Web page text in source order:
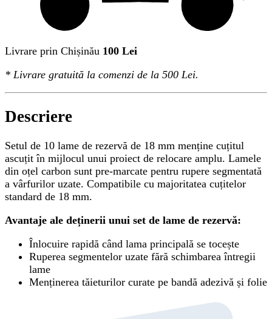
Livrare prin Chișinău 100 Lei
* Livrare gratuită la comenzi de la 500 Lei.
Descriere
Setul de 10 lame de rezervă de 18 mm menține cuțitul
ascuțit în mijlocul unui proiect de relocare amplu. Lamele
din oțel carbon sunt pre-marcate pentru rupere segmentată
a vârfurilor uzate. Compatibile cu majoritatea cuțitelor
standard de 18 mm.
Avantaje ale deținerii unui set de lame de rezervă:
Înlocuire rapidă când lama principală se tocește
Ruperea segmentelor uzate fără schimbarea întregii
lame
Menținerea tăieturilor curate pe bandă adezivă și folie